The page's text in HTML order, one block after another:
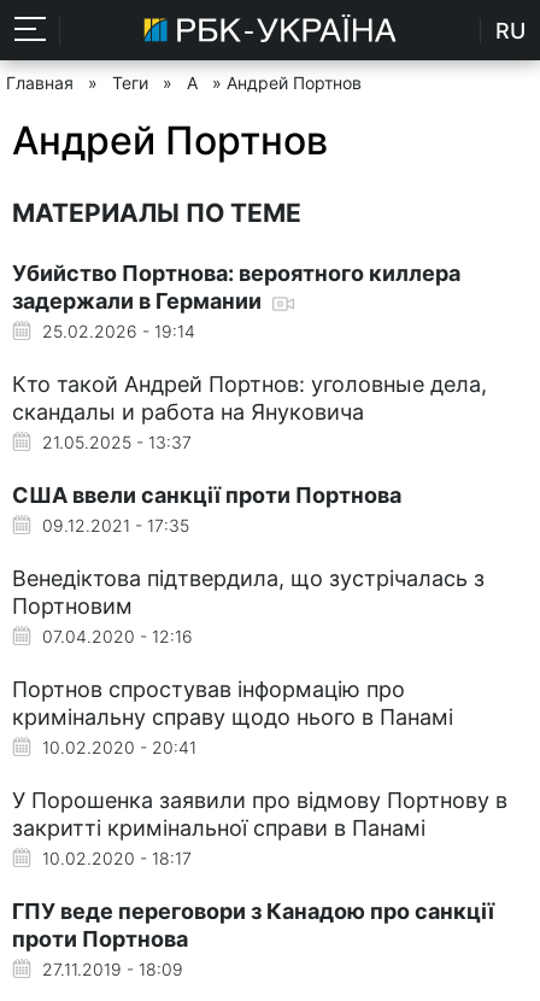
RU
Главная » Теги » А » Андрей Портнов
Андрей Портнов
МАТЕРИАЛЫ ПО ТЕМЕ
Убийство Портнова: вероятного киллера
задержали в Германии
25.02.2026 - 19:14
Кто такой Андрей Портнов: уголовные дела,
скандалы и работа на Януковича
21.05.2025 - 13:37
США ввели санкції проти Портнова
09.12.2021 - 17:35
Венедіктова підтвердила, що зустрічалась з
Портновим
07.04.2020 - 12:16
Портнов спростував інформацію про
кримінальну справу щодо нього в Панамі
10.02.2020 - 20:41
У Порошенка заявили про відмову Портнову в
закритті кримінальної справи в Панамі
10.02.2020 - 18:17
ГПУ веде переговори з Канадою про санкції
проти Портнова
27.11.2019 - 18:09